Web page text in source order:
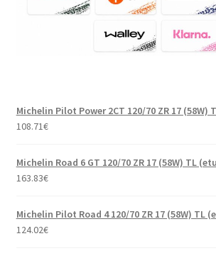
Michelin Pilot Power 2CT 120/70 ZR 17 (58W)
108.71€
Michelin Road 6 GT 120/70 ZR 17 (58W) TL
163.83€
Michelin Pilot Road 4 120/70 ZR 17 (58W) TL
124.02€